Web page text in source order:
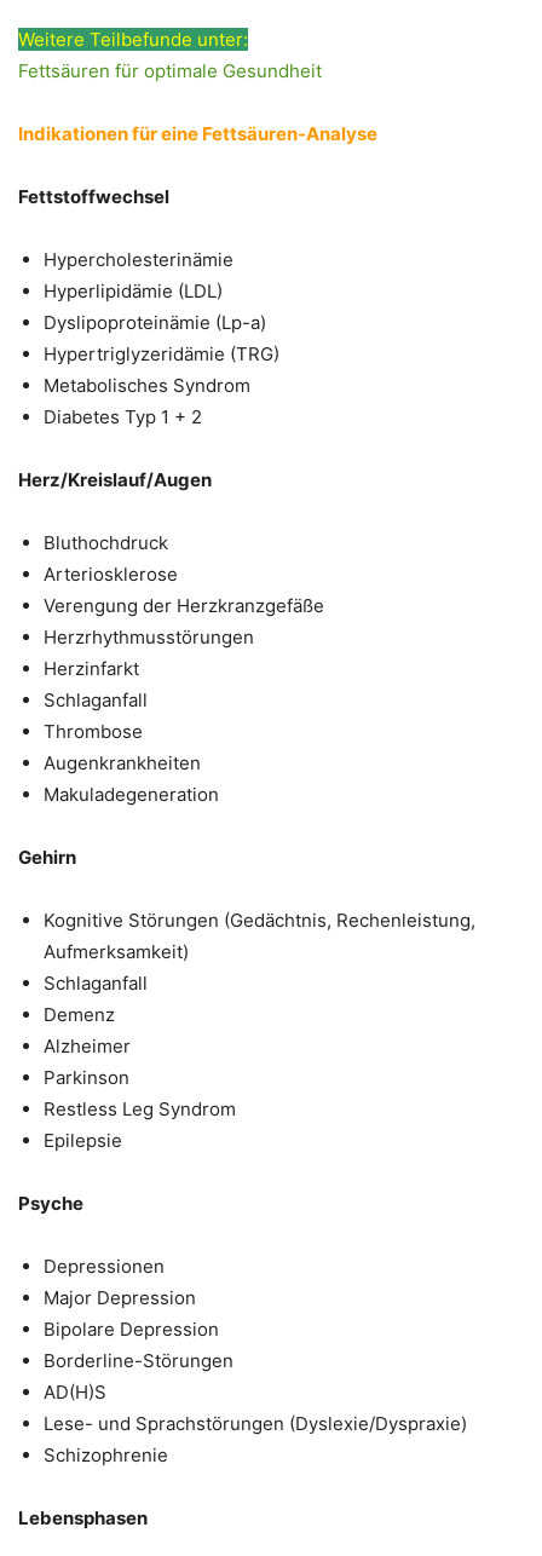
Weitere Teilbefunde unter:
Fettsäuren für optimale Gesundheit
Indikationen für eine Fettsäuren-Analyse
Fettstoffwechsel
Hypercholesterinämie
Hyperlipidämie (LDL)
Dyslipoproteinämie (Lp-a)
Hypertriglyzeridämie (TRG)
Metabolisches Syndrom
Diabetes Typ 1 + 2
Herz/Kreislauf/Augen
Bluthochdruck
Arteriosklerose
Verengung der Herzkranzgefäße
Herzrhythmusstörungen
Herzinfarkt
Schlaganfall
Thrombose
Augenkrankheiten
Makuladegeneration
Gehirn
Kognitive Störungen (Gedächtnis, Rechenleistung,
Aufmerksamkeit)
Schlaganfall
Demenz
Alzheimer
Parkinson
Restless Leg Syndrom
Epilepsie
Psyche
Depressionen
Major Depression
Bipolare Depression
Borderline-Störungen
AD(H)S
Lese- und Sprachstörungen (Dyslexie/Dyspraxie)
Schizophrenie
Lebensphasen